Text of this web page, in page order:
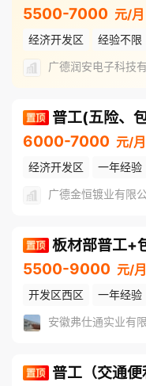
5500-7000 元/月
经济开发区
经验不限
广德润安电子科技
普工(五险、
6000-7000 元/月
经济开发区
一年经验
广德金恒镀业有限
板材部普工+
5500-9000 元/月
开发区西区
一年经验
安徽弗仕通实业有
普工（交通便